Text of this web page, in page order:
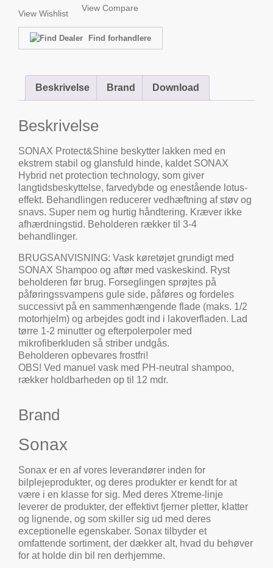
View Wishlist
View Compare
Find forhandlere
Beskrivelse Brand Download
Beskrivelse
SONAX Protect&Shine beskytter lakken med en
ekstrem stabil og glansfuld hinde, kaldet SONAX
Hybrid net protection technology, som giver
langtidsbeskyttelse, farvedybde og enestående lotus-
effekt. Behandlingen reducerer vedhæftning af støv og
snavs. Super nem og hurtig håndtering. Kræver ikke
afhærdningstid. Beholderen rækker til 3-4
behandlinger.
BRUGSANVISNING: Vask køretøjet grundigt med
SONAX Shampoo og aftør med vaskeskind. Ryst
beholderen før brug. Forseglingen sprøjtes på
påføringssvampens gule side, påføres og fordeles
successivt på en sammenhængende flade (maks. 1/2
motorhjelm) og arbejdes godt ind i lakoverfladen. Lad
tørre 1-2 minutter og efterpolerpoler med
mikrofiberkluden så striber undgås.
Beholderen opbevares frostfri!
OBS! Ved manuel vask med PH-neutral shampoo,
rækker holdbarheden op til 12 mdr.
Brand
Sonax
Sonax er en af vores leverandører inden for
bilplejeprodukter, og deres produkter er kendt for at
være i en klasse for sig. Med deres Xtreme-linje
leverer de produkter, der effektivt fjerner pletter, klatter
og lignende, og som skiller sig ud med deres
exceptionelle egenskaber. Sonax tilbyder et
omfattende sortiment, der dækker alt, hvad du behøver
for at holde din bil ren derhjemme.